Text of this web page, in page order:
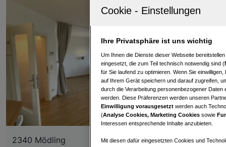
2340 Mödling
Ihre Privatsphäre ist uns wichtig
Um Ihnen die Dienste dieser Webseite
eingesetzt, die zum Teil technisch notwendig sind (
für Sie laufend zu optimieren. Wenn Sie
auf Ihrem Gerät speichern und darauf zugreifen,
durch die Verarbeitung personenbezogener
werden. Diese Präferenzen werden unseren
Einwilligung vorausgesetzt werden auch
(Analyse Cookies, Marketing Cookies sowie
Interessen entsprechende Inhalte anzubieten.
Mit diesen dafür eingesetzten Cookies und